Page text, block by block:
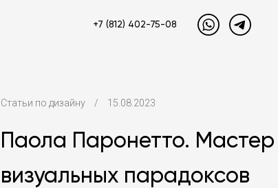
+7 (812) 402-75-08
Статьи по дизайну / 15.08.2023
Паола Паронетто. Мастер
визуальных парадоксов